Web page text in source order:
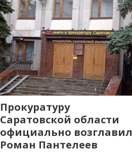
Прокуратуру
Саратовской области
официально возглавил
Роман Пантелеев